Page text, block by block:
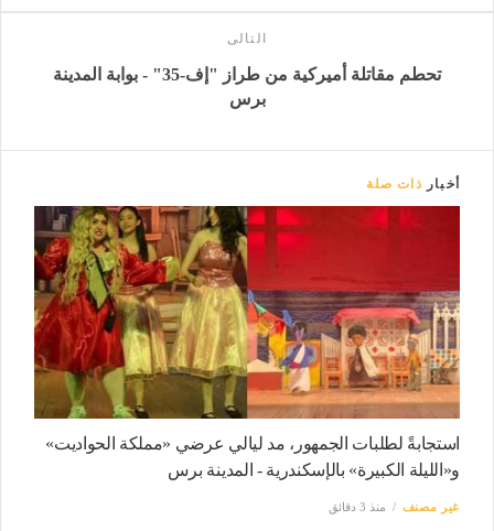
التالى
تحطم مقاتلة أميركية من طراز "إف-35" - بوابة المدينة
برس
أخبار ذات صلة
استجابةً لطلبات الجمهور، مد ليالي عرضي «مملكة الحواديت»
و«الليلة الكبيرة» بالإسكندرية - المدينة برس
غير مصنف منذ 3 دقائق